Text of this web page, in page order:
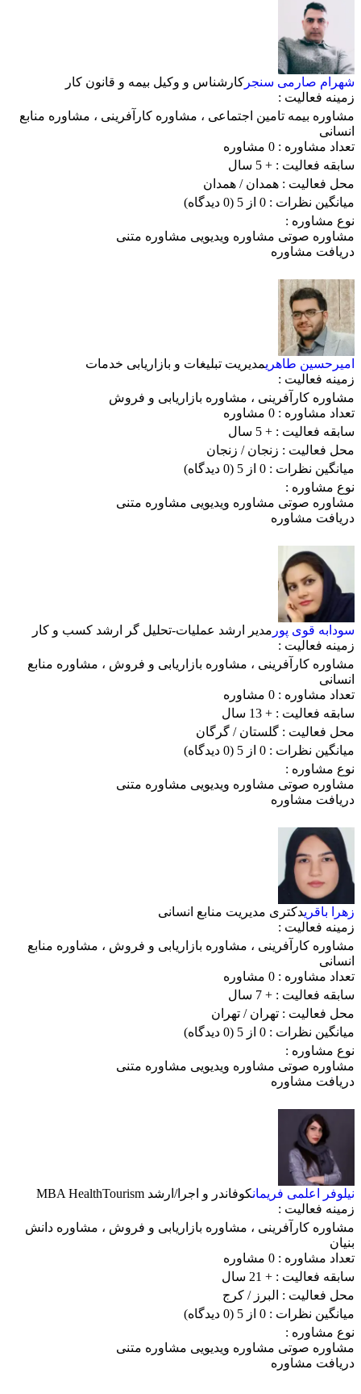
شهرام صارمی سنجر کارشناس و وکیل بیمه و قانون کار
زمینه فعالیت :
مشاوره بیمه تامین اجتماعی ، مشاوره کارآفرینی ، مشاوره منابع
انسانی
تعداد مشاوره : 0 مشاوره
سابقه فعالیت : + 5 سال
محل فعالیت : همدان/ همدان
میانگین نظرات : 0 از 5
(0 دیدگاه)
نوع مشاوره :
مشاوره صوتی مشاوره ویدیویی مشاوره متنی
دریافت مشاوره
امیرحسین طاهریمدیریت تبلیغات و بازاریابی خدمات
زمینه فعالیت :
مشاوره کارآفرینی ، مشاوره بازاریابی و فروش
تعداد مشاوره : 0 مشاوره
سابقه فعالیت : + 5 سال
محل فعالیت : زنجان/ زنجان
میانگین نظرات : 0 از 5
(0 دیدگاه)
نوع مشاوره :
مشاوره صوتی مشاوره ویدیویی مشاوره متنی
دریافت مشاوره
سودابه قوی پور مدیر ارشد عملیات-تحلیل گر ارشد کسب و کار
زمینه فعالیت :
مشاوره کارآفرینی ، مشاوره بازاریابی و فروش ، مشاوره منابع
انسانی
تعداد مشاوره : 0 مشاوره
سابقه فعالیت : + 13 سال
محل فعالیت : گلستان/ گرگان
میانگین نظرات : 0 از 5
(0 دیدگاه)
نوع مشاوره :
مشاوره صوتی مشاوره ویدیویی مشاوره متنی
دریافت مشاوره
زهرا باقریدکتری مدیریت منابع انسانی
زمینه فعالیت :
مشاوره کارآفرینی ، مشاوره بازاریابی و فروش ، مشاوره منابع
انسانی
تعداد مشاوره : 0 مشاوره
سابقه فعالیت : + 7 سال
محل فعالیت : تهران/ تهران
میانگین نظرات : 0 از 5
(0 دیدگاه)
نوع مشاوره :
مشاوره صوتی مشاوره ویدیویی مشاوره متنی
دریافت مشاوره
نیلوفر اعلمی فریمانکوفاندر و اجرا/ارشد MBA HealthTourism
زمینه فعالیت :
مشاوره کارآفرینی ، مشاوره بازاریابی و فروش ، مشاوره دانش
بنیان
تعداد مشاوره : 0 مشاوره
سابقه فعالیت : + 21 سال
محل فعالیت : البرز/ کرج
میانگین نظرات : 0 از 5
(0 دیدگاه)
نوع مشاوره :
مشاوره صوتی مشاوره ویدیویی مشاوره متنی
دریافت مشاوره